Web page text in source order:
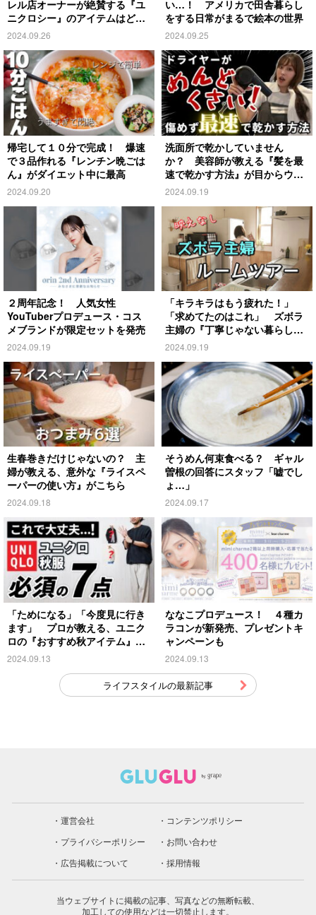
レル店オーナーが絶賛する『ユ
ニクロシー』のアイテムはど
れ？
2024.09.26
い…！ アメリカで田舎暮らし
をする日常がまるで絵本の世界
2024.09.25
帰宅して１０分で完成！ 爆速
で３品作れる『レンチン晩ごは
ん』がダイエット中に最高
2024.09.20
洗面所で乾かしていません
か？ 美容師が教える『髪を最
速で乾かす方法』が目からウロ
コ
2024.09.19
２周年記念！ 人気女性
YouTuberプロデュース・コス
メブランドが限定セットを発売
2024.09.19
「キラキラはもう疲れた！」
「求めてたのはこれ」 ズボラ
主婦の『丁寧じゃない暮らし』
がこちら
2024.09.19
生春巻きだけじゃないの？ 主
婦が教える、意外な『ライスペ
ーパーの使い方』がこちら
2024.09.18
そうめん何束食べる？ ギャル
曽根の回答にスタッフ「嘘でし
ょ…」
2024.09.17
「ためになる」「今度見に行き
ます」 プロが教える、ユニク
ロの『おすすめ秋アイテム』が
こちら
2024.09.13
ななこプロデュース！ ４種カ
ラコンが新発売、プレゼントキ
ャンペーンも
2024.09.13
ライフスタイルの最新記事
運営会社
コンテンツポリシー
プライバシーポリシー
お問い合わせ
広告掲載について
採用情報
当ウェブサイトに掲載の記事、写真などの無断転載、
加工しての使用などは一切禁止します。